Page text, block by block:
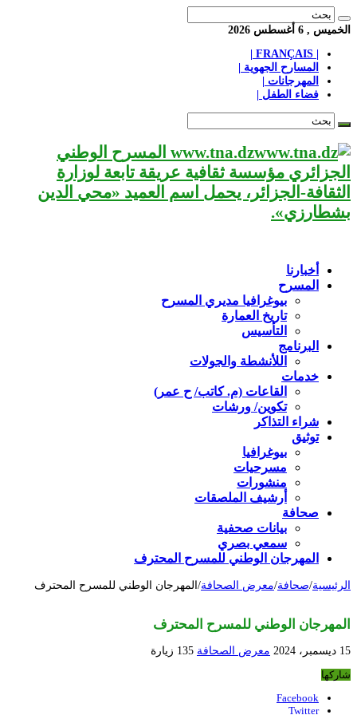
الخميس , 6 أغسطس 2026
المسارح الجهوية |
المهرجانات |
فضاء الطفل |
www.tna.dz المسرح الوطني
الجزائري مؤسسة ثقافية عريقة تابعة لوزارة
الثقافة-الجزائر، يحمل اسم العميد «محي الدين
بشطارزي».
أخبارنا
المسرح
بيوغرافيا مديري المسرح
تاريخ العمارة
التأسيس
البرنامج
اللأنشطة والجولات
خدمات
القاعات (م. كاتب/ ح عمر)
تكوين/ ورشات
شراء التذاكر
توثيق
بيوغرافيا
مسرحيات
منشورات
أرشيف الملصقات
صحافة
بيانات صحفية
سمعي بصري
المهرجان الوطني للمسرح المحترف
الرئيسية/صحافة/معرض الصحافة/ المهرجان الوطني للمسرح المحترف
المهرجان الوطني للمسرح المحترف
15 ديسمبر، 2024 معرض الصحافة 135 زيارة
شاركها
Facebook
Twitter